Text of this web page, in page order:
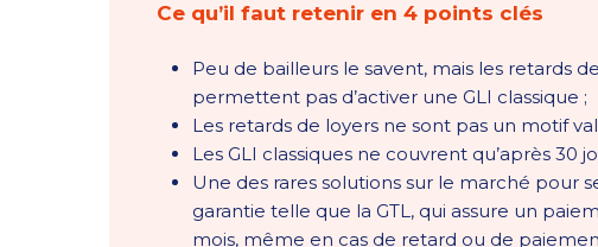
Ce qu’il faut retenir en 4 points clés
Peu de bailleurs le savent, mais les retards
permettent pas d’activer une GLI classique ;
Les retards de loyers ne sont pas un motif
Les GLI classiques ne couvrent qu’après 30
Une des rares solutions sur le marché pour
garantie telle que la GTL, qui assure un
mois, même en cas de retard ou de